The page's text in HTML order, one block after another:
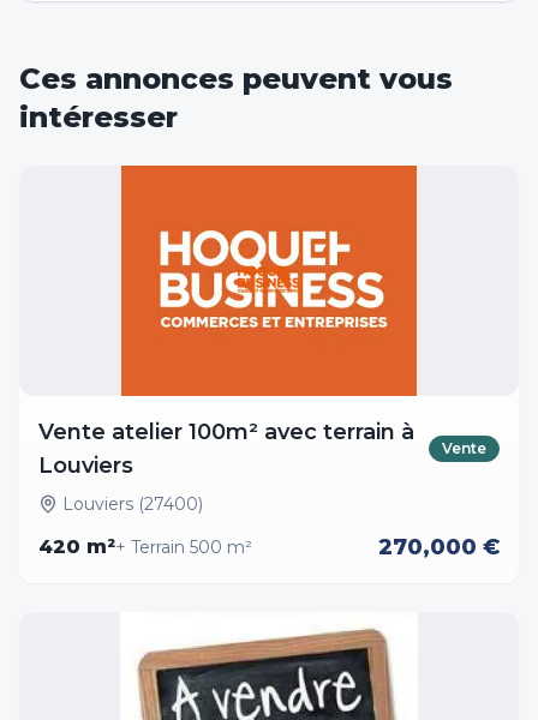
Ces annonces peuvent vous
intéresser
Vente atelier 100m² avec terrain à
Louviers
Vente
Louviers (27400)
420 m²+ Terrain 500 m² 270,000 €